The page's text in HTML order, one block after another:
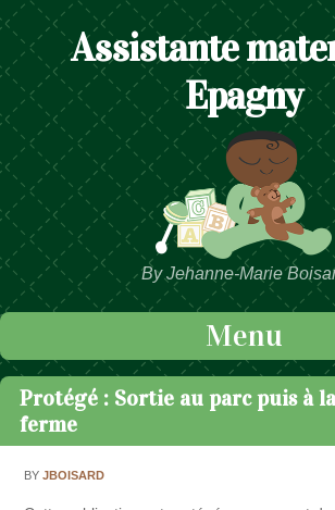
Assistante
Epagny
By Jehanne-Marie
Menu
Passer au contenu
Protégé : Sortie au parc puis à la
ferme
BYJBOISARD